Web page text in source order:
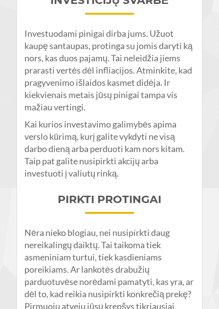
Investuodami pinigai dirba jums. Užuot
kaupę santaupas, protinga su jomis daryti ką
nors, kas duos pajamų. Tai neleidžia jiems
prarasti vertės dėl infliacijos. Atminkite, kad
pragyvenimo išlaidos kasmet didėja. Ir
kiekvienais metais jūsų pinigai tampa vis
mažiau vertingi.
Kai kurios investavimo galimybės apima
verslo kūrimą, kurį galite vykdyti ne visą
darbo dieną arba perduoti kam nors kitam.
Taip pat galite nusipirkti akcijų arba
investuoti į valiutų rinką.
PIRKTI PROTINGAI
Nėra nieko blogiau, nei nusipirkti daug
nereikalingų daiktų. Tai taikoma tiek
asmeniniam turtui, tiek kasdieniams
poreikiams. Ar lankotės drabužių
parduotuvėse norėdami pamatyti, kas yra, ar
dėl to, kad reikia nusipirkti konkrečią prekę?
Pirmuoju atveju jūsų krepšys tikriausiai